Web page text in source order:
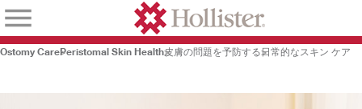
Ostomy CarePeristomal Skin Health皮膚の問題を予防する日常的なスキン ケア